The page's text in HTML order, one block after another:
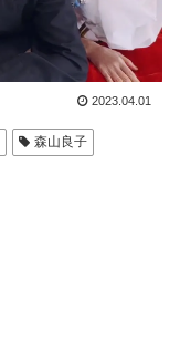
2023.04.01
森山良子